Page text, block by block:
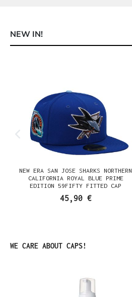
NEW IN!
NEW ERA SAN JOSE SHARKS NORTHERN
CALIFORNIA ROYAL BLUE PRIME
EDITION 59FIFTY FITTED CAP
45,90 €
Produktgalerie überspringen
WE CARE ABOUT CAPS!